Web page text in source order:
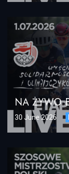
30 June 2026